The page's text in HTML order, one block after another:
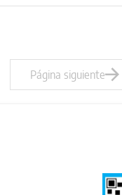
Página siguiente